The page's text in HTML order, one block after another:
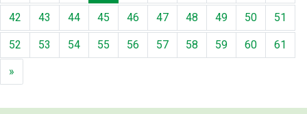
42 43 44 45 46 47 48 49 50 51
52 53 54 55 56 57 58 59 60 61
»